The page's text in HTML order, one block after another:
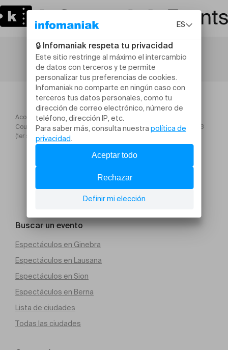
Acogida
Cours locaux à usages médicaux 15 septembre 2026 Salle G 108
(1er s s)
Buscar un evento
Espectáculos en Ginebra
Espectáculos en Lausana
Espectáculos en Sion
Espectáculos en Berna
Lista de ciudades
Todas las ciudades